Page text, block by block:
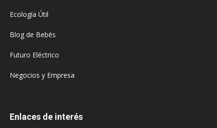
Ecología Útil
Blog de Bebés
Futuro Eléctrico
Negocios y Empresa
Enlaces de interés